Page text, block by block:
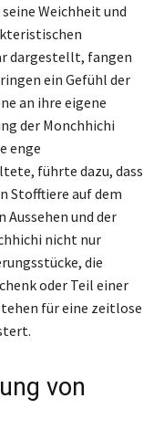
Weichheit und
dargestellt, fangen
ein Gefühl der
an ihre eigene
der Monchhichi
enge
führte dazu, dass
Stofftiere auf dem
und der
nicht nur
die
oder Teil einer
für eine zeitlose
von